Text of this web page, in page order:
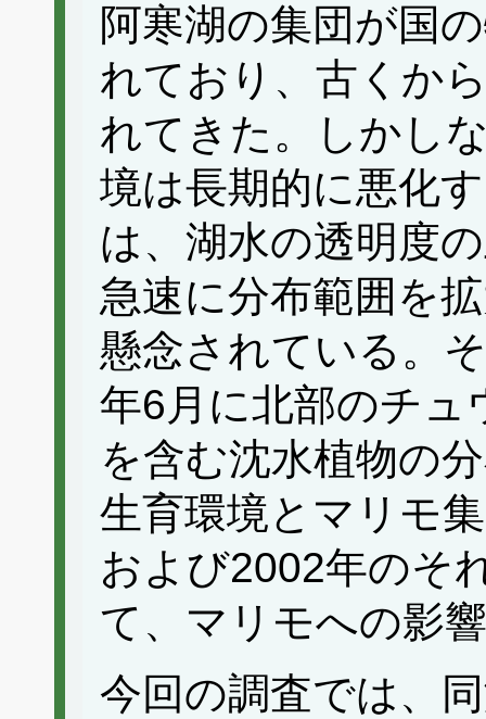
阿寒湖の集団が国
れており、古くか
れてきた。しかし
境は長期的に悪化
は、湖水の透明度
急速に分布範囲を
懸念されている。
年6月に北部のチ
を含む沈水植物の
生育環境とマリモ
および2002年のそ
て、マリモへの影
今回の調査では、